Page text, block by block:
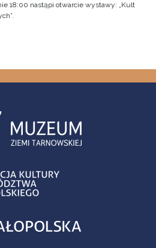
18:00 nastąpi otwarcie wystawy: „Kult